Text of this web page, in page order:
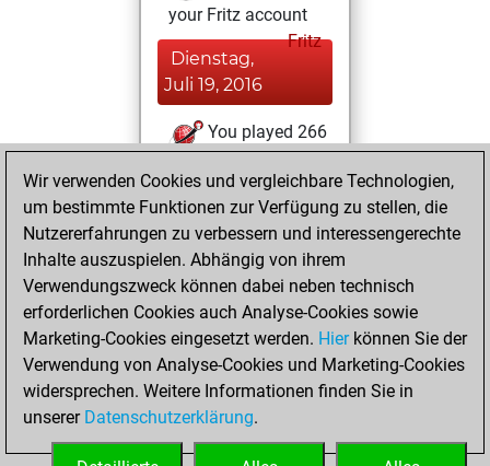
your Fritz account
Fritz
Dienstag,
Juli 19, 2016
You played 266
You scored
+158 =4 -104 in
bullet
Samstag, Februar
27, 2016
You played 134
blitz games
Play
You scored +80
=5 -49 in blitz
Wir verwenden Cookies und vergleichbare Technologien,
um bestimmte Funktionen zur Verfügung zu stellen, die
Nutzererfahrungen zu verbessern und interessengerechte
Inhalte auszuspielen. Abhängig von ihrem
Verwendungszweck können dabei neben technisch
erforderlichen Cookies auch Analyse-Cookies sowie
Marketing-Cookies eingesetzt werden. Hierkönnen Sie der
Verwendung von Analyse-Cookies und Marketing-Cookies
widersprechen. Weitere Informationen finden Sie in
unserer Datenschutzerklärung.